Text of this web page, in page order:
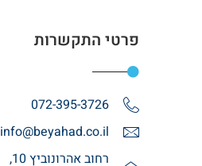
פרטי התקשרות
072-395-3726
info@beyahad.co.il
רחוב אהרונוביץ 10,